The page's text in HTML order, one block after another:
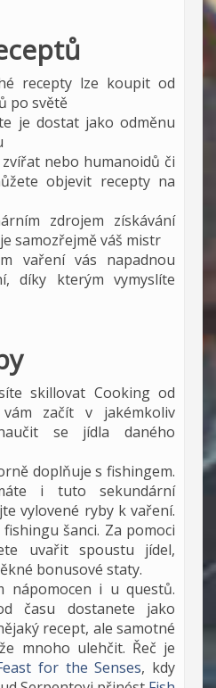
recepty lze koupit od
po světě
je dostat jako odměnu
nebo humanoidů či
objevit recepty na
zdrojem získávání
samozřejmě váš mistr
vaření vás napadnou
díky kterým vymyslíte
skillovat Cooking od
vám začít v jakémkoliv
se jídla daného
doplňuje s fishingem.
i tuto sekundární
vylovené ryby k vaření.
šanci. Za pomoci
uvařit spoustu jídel,
bonusové staty.
nápomocen i u questů.
času dostanete jako
recept, ale samotné
mnoho ulehčit. Řeč je
for the Senses, kdy